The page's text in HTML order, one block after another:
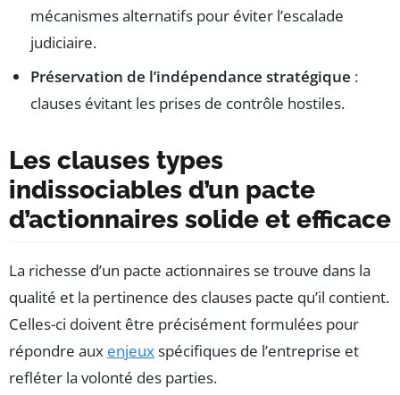
mécanismes alternatifs pour éviter l’escalade
judiciaire.
Préservation de l’indépendance stratégique :
clauses évitant les prises de contrôle hostiles.
Les clauses types
indissociables d’un pacte
d’actionnaires solide et efficace
La richesse d’un pacte actionnaires se trouve dans la
qualité et la pertinence des clauses pacte qu’il contient.
Celles-ci doivent être précisément formulées pour
répondre aux enjeuxspécifiques de l’entreprise et
refléter la volonté des parties.